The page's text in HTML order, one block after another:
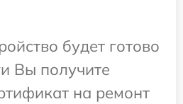
будет готово
Вы получите
на ремонт